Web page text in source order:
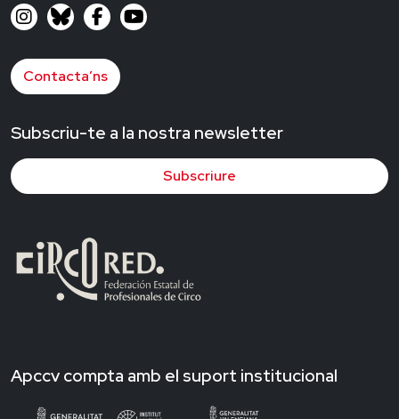
Contacta’ns
Subscriu-te a la nostra newsletter
Subscriure
Apccv compta amb el suport institucional